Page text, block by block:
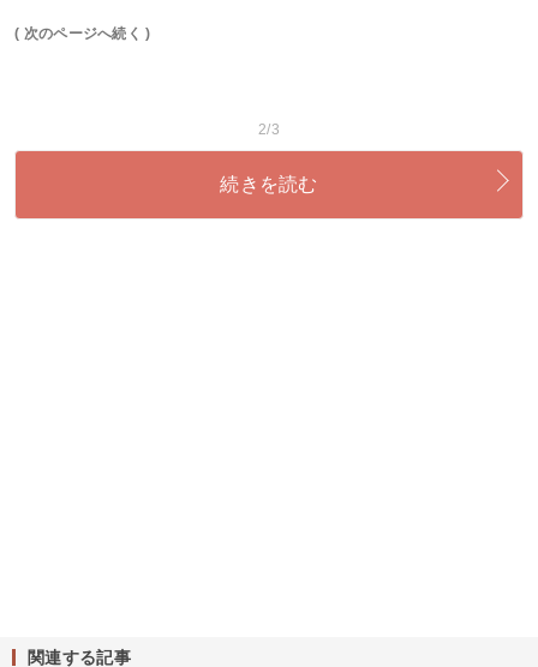
( 次のページへ続く )
2/3
続きを読む
関連する記事